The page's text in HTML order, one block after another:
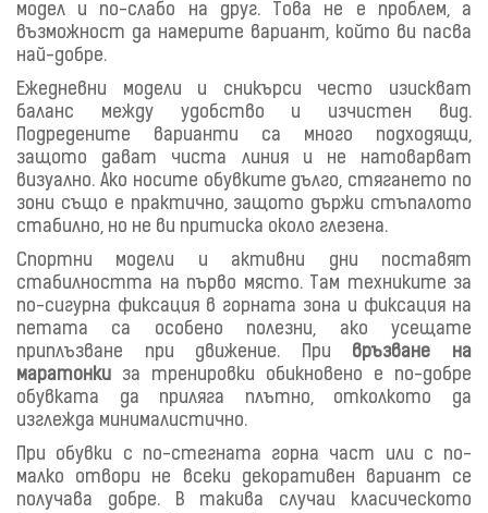
модел и по-слабо на друг. Това не е проблем, а
възможност да намерите вариант, който ви пасва
най-добре.
Ежедневни модели и сникърси често изискват
баланс между удобство и изчистен вид.
Подредените варианти са много подходящи,
защото дават чиста линия и не натоварват
визуално. Ако носите обувките дълго, стягането по
зони също е практично, защото държи стъпалото
стабилно, но не ви притиска около глезена.
Спортни модели и активни дни поставят
стабилността на първо място. Там техниките за
по-сигурна фиксация в горната зона и фиксация на
петата са особено полезни, ако усещате
приплъзване при движение. При връзване на
маратонки
за тренировки обикновено е по-добре
обувката да приляга плътно, отколкото да
изглежда минималистично.
При обувки с по-стегната горна част или с по-
малко отвори не всеки декоративен вариант се
получава добре. В такива случаи класическото